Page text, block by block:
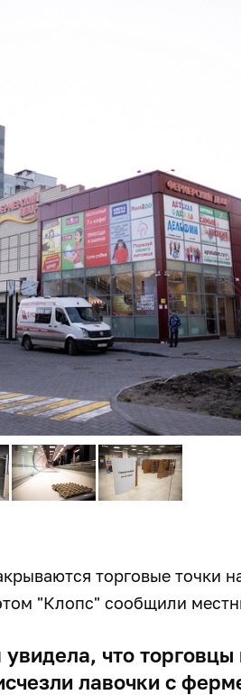
торговые точки
"Клопс" сообщили
что торговцы
лавочки с